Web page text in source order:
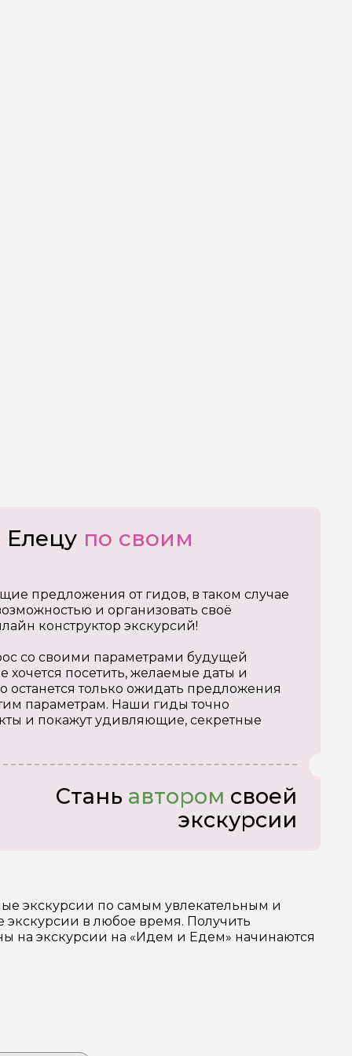
Елецу по своим
предложения от гидов, в таком случае
и организовать своё
конструктор экскурсий!
со своими параметрами будущей
хочется посетить, желаемые даты и
только ожидать предложения
параметрам. Наши гиды точно
и покажут удивляющие, секретные
Стань автором своей
экскурсии
экскурсии по самым увлекательным и
в любое время. Получить
на экскурсии на «Идем и Едем» начинаются